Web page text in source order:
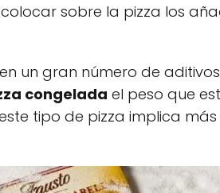
sobre la pizza los
un gran número de
congelada el peso que
tipo de pizza implica